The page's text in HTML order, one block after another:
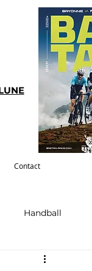
Contact
Handball